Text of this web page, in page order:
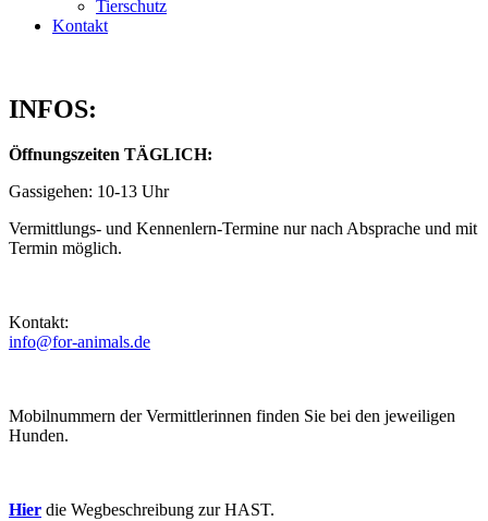
Tierschutz
Kontakt
INFOS:
Öffnungszeiten TÄGLICH:
Gassigehen: 10-13 Uhr
Vermittlungs- und Kennenlern-Termine nur nach Absprache und mit
Termin möglich.
Kontakt:
info@for-animals.de
Mobilnummern der Vermittlerinnen finden Sie bei den jeweiligen
Hunden.
Hier die Wegbeschreibung zur HAST.